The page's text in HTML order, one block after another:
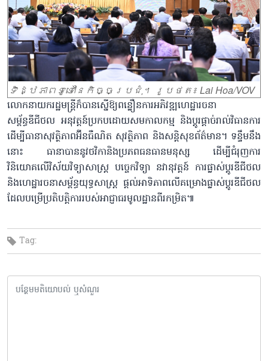
ទិដ្ឋភាពទូទៅនៃកិច្ចប្រជុំ។ រូបថត៖ Lai Hoa/VOV
លោកនាយករដ្ឋមន្ត្រីក៏បានស្នើឱ្យពន្លឿនការអភិវឌ្ឍហេដ្ឋារចនា
សម្ព័ន្ធឌីជីថល អនុវត្តន៍ប្រកបដោយសមកាលកម្ម និងប្តូរផ្តាច់រាល់វិធានការ
ដើម្បីធានាសុវត្ថិភាពអ៊ីនធឺណិត សុវត្ថិភាព និងសន្តិសុខព័ត៌មាន។ ទន្ទឹមនឹង
នោះ ធានាបាននូវថវិកានិងប្រភពធនធានមនុស្ស ដើម្បីជំរុញការ
វិនិយោគលើវិស័យវិទ្យាសាស្ត្រ បច្ចេកវិទ្យា នវានុវត្តន៍ ការផ្លាស់ប្តូរឌីជីថល
និងហេដ្ឋារចនាសម្ព័ន្ធយុទ្ធសាស្ត្រ ផ្តល់អាទិភាពលើគម្រោងផ្លាស់ប្តូរឌីជីថល
ដែលបម្រើប្រតិបត្តិការរបស់អាជ្ញាធរមូលដ្ឋានពីរកម្រិត៕
Tag: